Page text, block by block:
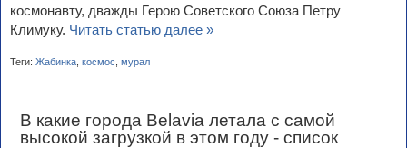
космонавту, дважды Герою Советского Союза Петру
Климуку. Читать статью далее »
Теги: Жабинка космос мурал
В какие города Belavia летала с самой
высокой загрузкой в этом году - список